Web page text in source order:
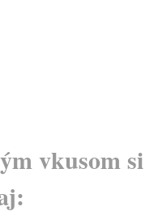
vkusom si